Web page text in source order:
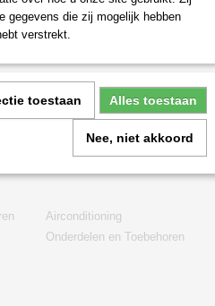
Airconditioning
Onderdelen en Toebehoren
gegevens die zij mogelijk hebben
verstrekt.
toestaan Alles toestaan
Nee, niet akkoord